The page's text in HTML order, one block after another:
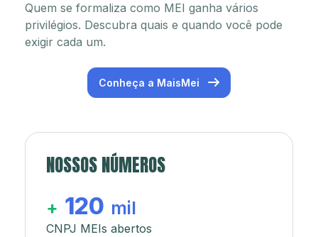
Quem se formaliza como MEI ganha vários
privilégios. Descubra quais e quando você pode
exigir cada um.
Conheça a MaisMei
NOSSOS NÚMEROS
+ 120 mil
CNPJ MEIs abertos